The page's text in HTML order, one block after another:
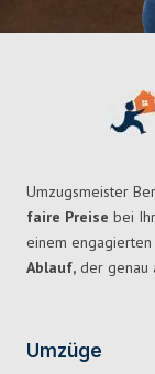
Umzugsmeister
faire Preise bei
einem
Ablauf, der genau
Umzüge